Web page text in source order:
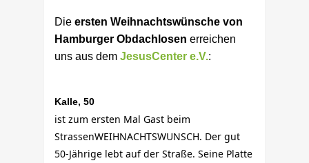
Die ersten Weihnachtswünsche von
Hamburger Obdachlosen erreichen
uns aus dem JesusCenter e.V.:
Kalle, 50
ist zum ersten Mal Gast beim
StrassenWEIHNACHTSWUNSCH. Der gut
50-Jährige lebt auf der Straße. Seine Platte